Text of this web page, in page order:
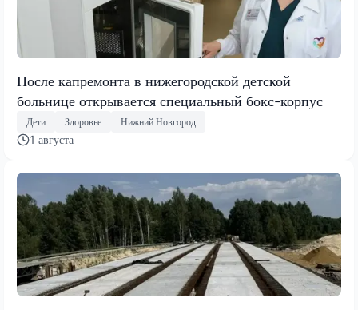
После капремонта в нижегородской детской
больнице открывается специальный бокс-корпус
Дети Здоровье Нижний Новгород
1 августа